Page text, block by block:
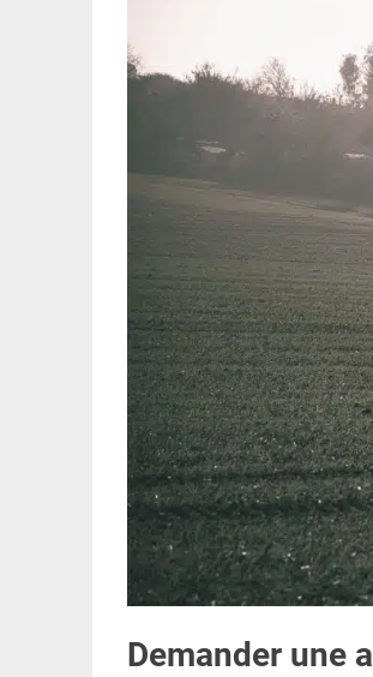
Demander une